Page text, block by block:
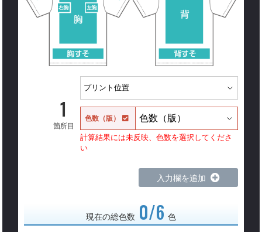
1
箇所目
色数（版）
計算結果には未反映、色数を選択してくださ
い
入力欄を追加
現在の総色数 0/6 色